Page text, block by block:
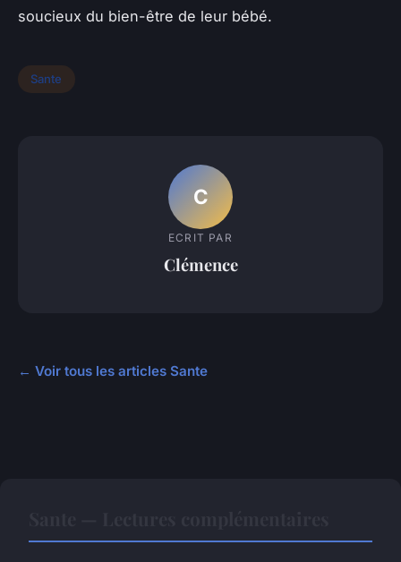
soucieux du bien-être de leur bébé.
Sante
C
ECRIT PAR
Clémence
← Voir tous les articles Sante